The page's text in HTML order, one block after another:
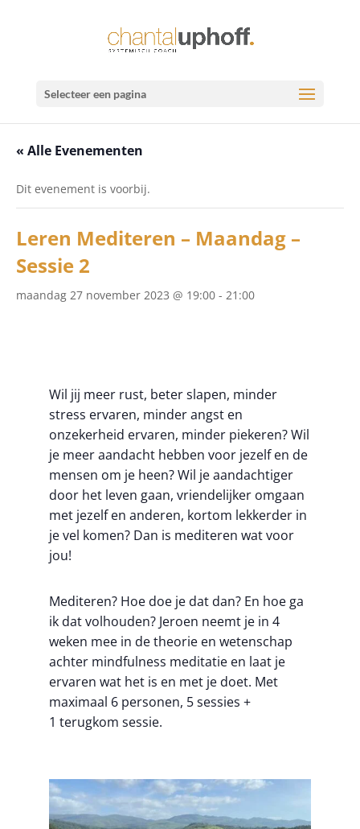
Selecteer een pagina
« Alle Evenementen
Dit evenement is voorbij.
Leren Mediteren – Maandag –
Sessie 2
maandag 27 november 2023 @ 19:00 - 21:00
Wil jij meer rust, beter slapen, minder
stress ervaren, minder angst en
onzekerheid ervaren, minder piekeren? Wil
je meer aandacht hebben voor jezelf en de
mensen om je heen? Wil je aandachtiger
door het leven gaan, vriendelijker omgaan
met jezelf en anderen, kortom lekkerder in
je vel komen? Dan is mediteren wat voor
jou!
Mediteren? Hoe doe je dat dan? En hoe ga
ik dat volhouden? Jeroen neemt je in 4
weken mee in de theorie en wetenschap
achter mindfulness meditatie en laat je
ervaren wat het is en met je doet. Met
maximaal 6 personen, 5 sessies +
1 terugkom sessie.